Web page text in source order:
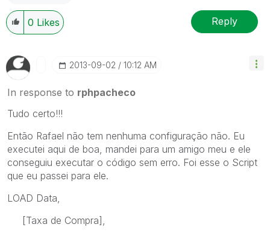
0 Likes Reply
‎2013-09-02 10:12 AM
In response to rphpacheco
Tudo certo!!!
Então Rafael não tem nenhuma configuração não. Eu
executei aqui de boa, mandei para um amigo meu e ele
conseguiu executar o código sem erro. Foi esse o Script
que eu passei para ele.
LOAD Data,
[Taxa de Compra],